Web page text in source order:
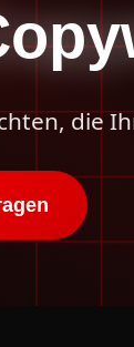
die